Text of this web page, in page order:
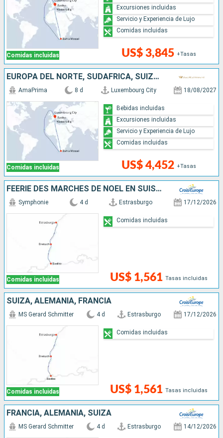
Comidas incluidas US$ 3,845 +Tasas
Excursiones incluidas
Servicio y Experiencia de Lujo
Comidas incluidas
EUROPA DEL NORTE, SUDAFRICA, SUIZA, ALEMANIA, FRANCIA
Comidas incluidas
AmaPrima 8 d Luxembourg City 18/08/2027
US$ 4,452 +Tasas
Bebidas incluidas
Excursiones incluidas
Servicio y Experiencia de Lujo
Comidas incluidas
FÉERIE DES MARCHÉS DE NOËL EN SUISSE ET EN ALSACE AU FIL DU RHIN
Comidas incluidas
Symphonie 4 d Estrasburgo 17/12/2026
US$ 1,561 Tasas incluidas
Comidas incluidas
SUIZA, ALEMANIA, FRANCIA
Comidas incluidas
MS Gerard Schmitter 4 d Estrasburgo 17/12/2026
US$ 1,561 Tasas incluidas
Comidas incluidas
FRANCIA, ALEMANIA, SUIZA
MS Gerard Schmitter 4 d Estrasburgo 14/12/2026